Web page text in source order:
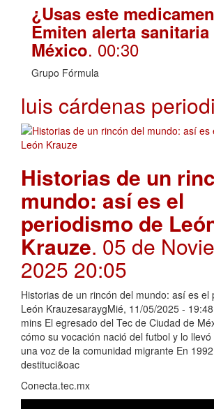
¿Usas este
Emiten alerta sanitaria
México. 00:30
Grupo Fórmula
luis cárdenas
Historias de un
mundo: así es el
periodismo de
Krauze. 05 de
2025 20:05
Historias de un rincón del mundo: así es el
León KrauzesaraygMié, 11/05/2025 -
mins El egresado del Tec de Ciudad de
cómo su vocación nació del futbol y lo
una voz de la comunidad migrante En
destituci&oac
Conecta.tec.mx